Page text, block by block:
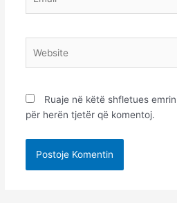
Ruaje në këtë shfletues
për herën tjetër që komentoj.